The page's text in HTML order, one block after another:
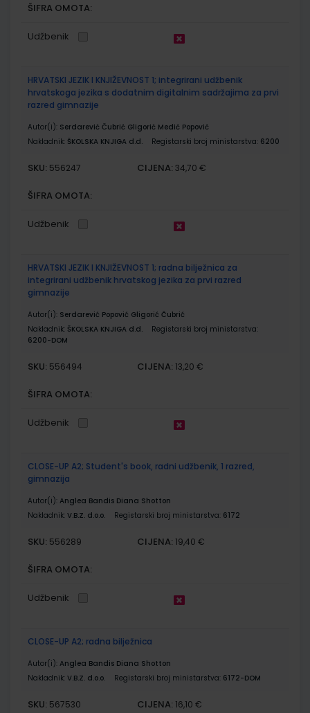
ŠIFRA OMOTA:
Udžbenik
HRVATSKI JEZIK I KNJIŽEVNOST 1; integrirani udžbenik
hrvatskoga jezika s dodatnim digitalnim sadržajima za prvi
razred gimnazije
Autor(i): Serdarević Čubrić Gligorić Medić Popović
Nakladnik: ŠKOLSKA KNJIGA d.d. Registarski broj ministarstva: 6200
SKU: 556247 CIJENA: 34,70 €
ŠIFRA OMOTA:
Udžbenik
HRVATSKI JEZIK I KNJIŽEVNOST 1; radna bilježnica za
integrirani udžbenik hrvatskog jezika za prvi razred
gimnazije
Autor(i): Serdarević Popović Gligorić Čubrić
Nakladnik: ŠKOLSKA KNJIGA d.d.
Registarski broj ministarstva:
6200-DOM
SKU: 556494 CIJENA: 13,20 €
ŠIFRA OMOTA:
Udžbenik
CLOSE-UP A2; Student's book, radni udžbenik, 1 razred,
gimnazija
Autor(i): Anglea Bandis Diana Shotton
Nakladnik: V.B.Z. d.o.o. Registarski broj ministarstva: 6172
SKU: 556289 CIJENA: 19,40 €
ŠIFRA OMOTA:
Udžbenik
CLOSE-UP A2; radna bilježnica
Autor(i): Anglea Bandis Diana Shotton
Nakladnik: V.B.Z. d.o.o. Registarski broj ministarstva: 6172-DOM
SKU: 567530 CIJENA: 16,10 €